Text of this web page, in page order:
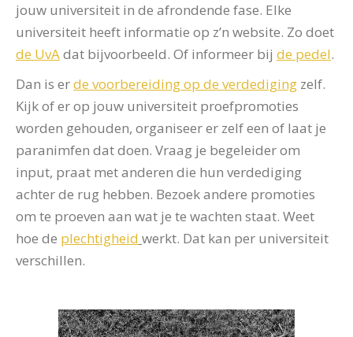
jouw universiteit in de afrondende fase. Elke
universiteit heeft informatie op z’n website. Zo doet
de UvAdat bijvoorbeeld. Of informeer bij de pedel.
Dan is erde voorbereiding op de verdediging zelf.
Kijk of er op jouw universiteit proefpromoties
worden gehouden, organiseer er zelf een of laat je
paranimfen dat doen. Vraag je begeleider om
input, praat met anderen die hun verdediging
achter de rug hebben. Bezoek andere promoties
om te proeven aan wat je te wachten staat. Weet
hoe de plechtigheid werkt. Dat kan per universiteit
verschillen.